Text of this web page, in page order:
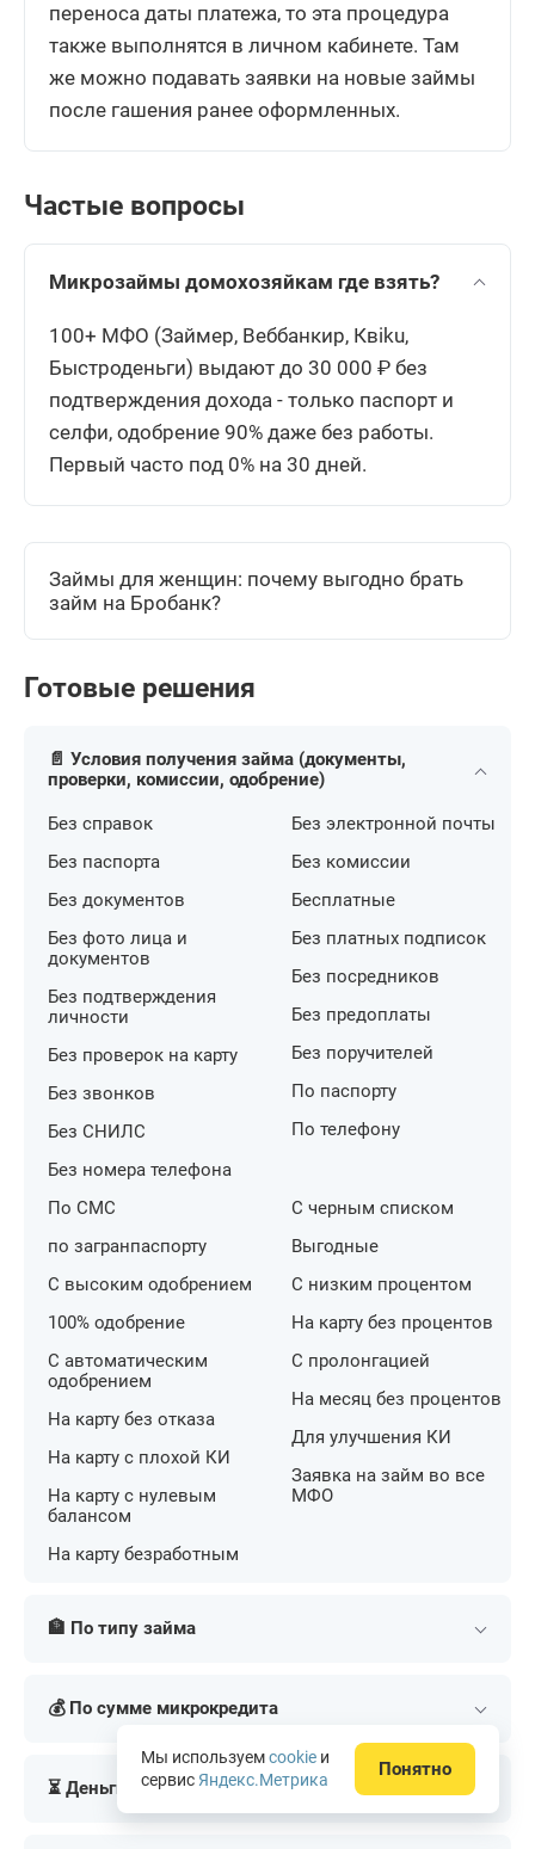
переноса даты платежа, то эта процедура
также выполнятся в личном кабинете. Там
же можно подавать заявки на новые займы
после гашения ранее оформленных.
Частые вопросы
Микрозаймы домохозяйкам где взять?
100+ МФО (Займер, Веббанкир, Квiku,
Быстроденьги) выдают до 30 000 ₽ без
подтверждения дохода - только паспорт и
селфи, одобрение 90% даже без работы.
Первый часто под 0% на 30 дней.
Займы для женщин: почему выгодно брать
займ на Бробанк?
Готовые решения
📄 Условия получения займа (документы,
проверки, комиссии, одобрение)
Без справок
Без паспорта
Без документов
Без фото лица и
документов
Без подтверждения
личности
Без проверок на карту
Без звонков
Без СНИЛС
Без номера телефона
Без электронной почты
Без комиссии
Бесплатные
Без платных подписок
Без посредников
Без предоплаты
Без поручителей
По паспорту
По телефону
По СМС
по загранпаспорту
С высоким одобрением
100% одобрение
С автоматическим
одобрением
На карту без отказа
На карту с плохой КИ
На карту с нулевым
балансом
На карту безработным
С черным списком
Выгодные
С низким процентом
На карту без процентов
С пролонгацией
На месяц без процентов
Для улучшения КИ
Заявка на займ во все
МФО
🏦 По типу займа
Наличными
Долгосрочные
наличными
На карту
Переводом
На дом
💰 По сумме микрокредита
На 100 рублей
На 3000 рублей
На 5000 рублей
⏳ Деньги взаймы по сроку
Мы используемcookie и
сервис Яндекс.Метрика Понятно